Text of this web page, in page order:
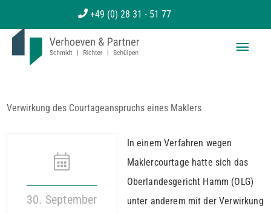
Inhalt
+49 (0) 28 31 - 51 77
Verwirkung des Courtageanspruchs eines Maklers
30. September
In einem Verfahren wegen
Maklercourtage hatte sich das
Oberlandesgericht Hamm (OLG)
unter anderem mit der Verwirkung